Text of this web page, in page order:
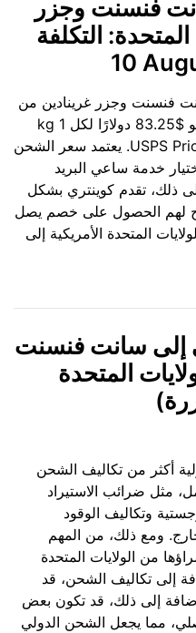
فنسنت وجزر
التكلفة
10
فنسنت وجزر غرينادين من
الولايات المتحدة الأمريكية اليوم هو $83.25 دولارًا لكل 1 kg
باستخدام طريقة الشحن من USPS Priority. يعتمد سعر الشحن
خدمة ساعي البريد
ذلك، تقدم كوينتري بشكل
لهم الحصول على خصم يصل
المتحدة الأمريكية إلى
إلى سانت فنسنت
المتحدة
أكثر من تكاليف الشحن
مثل ضرائب الاستيراد
وتكاليف الوقود
ومع ذلك، من المهم
من الولايات المتحدة
إلى تكاليف الشحن، قد
إلى ذلك، قد تكون بعض
مما يجعل الشحن الدولي